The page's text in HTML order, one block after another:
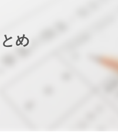
め